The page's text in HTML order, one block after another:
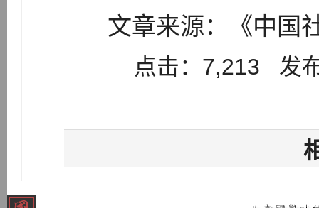
文章来源：《中国
点击：7,213 发